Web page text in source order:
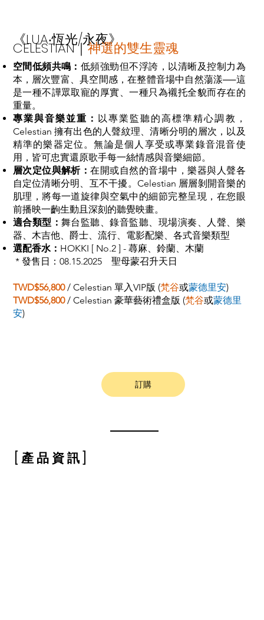
《​LUA‧恆光/永夜》
CELESTIAN｜神選的雙生靈魂
空間低頻共鳴： 低頻強勁但不浮誇，以清晰及控制力為
本，層次豐富、具空間感，在整體音場中自然蕩漾──這
是一種不譁眾取寵的厚實、一種只為襯托全貌而存在的
重量。
專業與音樂並重： 以專業監聽的高標準精心調教，
Celestian 擁有出色的人聲紋理、清晰分明的層次，以及
精準的樂器定位。無論是個人享受或專業錄音混音使
用，皆可忠實還原歌手每一絲情感與音樂細節。
層次定位與解析：在開或自然的音場中，樂器與人聲各
自定位清晰分明、互不干擾。Celestian 層層剝開音樂的
肌理，將每一道旋律與空氣中的細節完整呈現，在您眼
前播映一齣生動且深刻的聽覺映畫。
適合類型： 舞台監聽、錄音監聽、現場演奏、人聲、樂
器、木吉他、爵士、流行、電影配樂、各式音樂類型
選配香水： HOKKI [ No.2 ] - 蕁麻、鈴蘭、木蘭
* 發售日：08.15.2025 聖母蒙召升天日
TWD$56,800 / Celestian 單入VIP版 (梵谷或蒙德里安)
TWD$56,800 / Celestian 豪華藝術禮盒版 (梵谷或蒙德里
安)
訂購
[ 產 品 資 訊 ]